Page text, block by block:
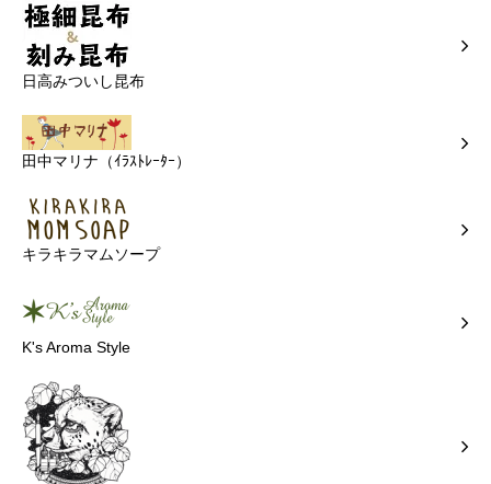
日高みついし昆布
田中マリナ（ｲﾗｽﾄﾚｰﾀｰ）
キラキラマムソープ
K's Aroma Style